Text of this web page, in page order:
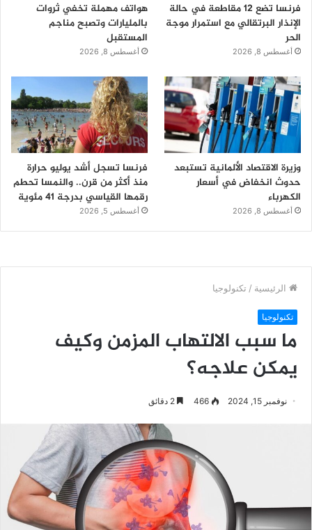
فرنسا تضع 12 مقاطعة في حالة
الإنذار البرتقالي مع استمرار موجة
الحر
أغسطس 8, 2026
هواتف مهملة تخفي ثروات
بالمليارات وتصبح مناجم
المستقبل
أغسطس 8, 2026
وزيرة الاقتصاد الألمانية تستبعد
حدوث انخفاض في أسعار
الكهرباء
أغسطس 8, 2026
فرنسا تسجل أشد يوليو حرارة
منذ أكثر من قرن.. والنمسا تحطم
رقمها القياسي بدرجة 41 مئوية
أغسطس 5, 2026